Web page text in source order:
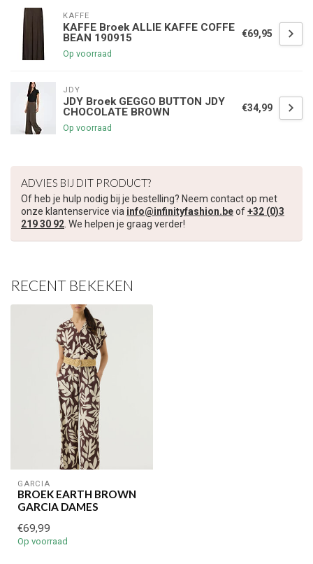
KAFFE
KAFFE Broek ALLIE KAFFE COFFE
BEAN 190915
Op voorraad
€69,95
JDY
JDY Broek GEGGO BUTTON JDY
CHOCOLATE BROWN
Op voorraad
€34,99
ADVIES BIJ DIT PRODUCT?
Of heb je hulp nodig bij je bestelling? Neem contact op met
onze klantenservice via info@infinityfashion.beof+32 (0)3
219 30 92. We helpen je graag verder!
RECENT BEKEKEN
GARCIA
BROEK EARTH BROWN
GARCIA DAMES
€69,99
Op voorraad
€5,00 korting op je volgende bestelling
over onze nieuwe collectie, en ontvang
volgende aankoop! 😀
Inschrijven
Je korting is geldig bij een minimale bestelwaarde van €45,00